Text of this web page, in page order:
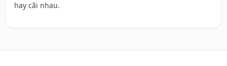
hay cãi nhau.